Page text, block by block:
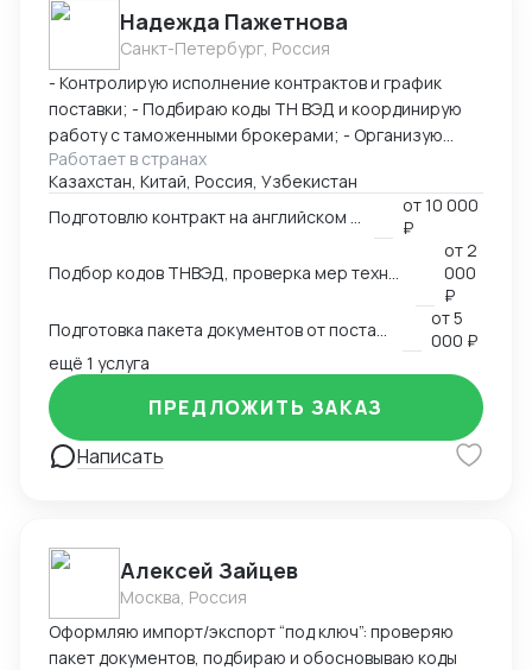
быстро вникаю в задачу и умею работать с людьми.
Буду рада сотрудничеству!
Надежда Пажетнова
Санкт-Петербург, Россия
- Контролирую исполнение контрактов и график
поставки; - Подбираю коды ТН ВЭД и координирую
работу с таможенными брокерами; - Организую
сертификацию и взаимодействие с
аккредитованными органами; - Снижаю расходы за
счёт оптимизации логистики и правильного кода; -
Обеспечиваю юридическую чистоту сделок,
точность инвойсов, упаковочных листов, контрактов.
Работает в странах
Казахстан, Китай, Россия, Узбекистан
от10 000
₽
Подбор кодов ТНВЭД, проверка мер технического регулирования, запретов и ограничений
от2
000
₽
от5
000 ₽
ещё 1 услуга
Написать
ПРЕДЛОЖИТЬ ЗАКАЗ
Алексей Зайцев
Москва, Россия
Оформляю импорт/экспорт “под ключ”: проверяю
пакет документов, подбираю и обосновываю коды